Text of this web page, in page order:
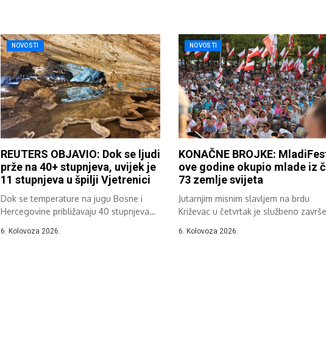
NOVOSTI
REUTERS OBJAVIO: Dok se ljudi
prže na 40+ stupnjeva, uvijek je
11 stupnjeva u špilji Vjetrenici
Dok se temperature na jugu Bosne i
Hercegovine približavaju 40 stupnjeva
6. Kolovoza 2026.
NOVOSTI
KONAČNE BROJKE:
ove godine okupio mlade iz
73 zemlje svijeta
Jutarnjim misnim slavljem na brdu
Križevac u četvrtak je službeno
6. Kolovoza 2026.